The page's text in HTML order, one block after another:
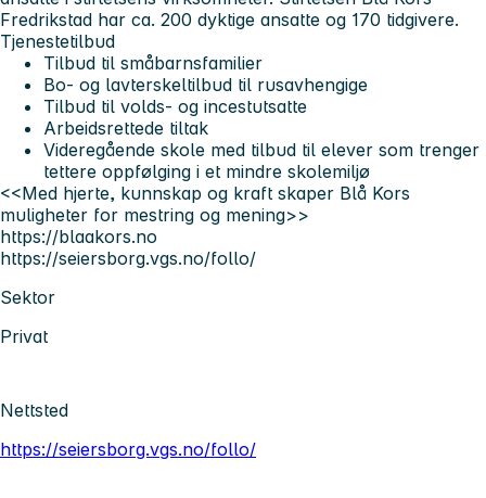
Fredrikstad har ca. 200 dyktige ansatte og 170 tidgivere.
Tjenestetilbud
Tilbud til småbarnsfamilier
Bo- og lavterskeltilbud til rusavhengige
Tilbud til volds- og incestutsatte
Arbeidsrettede tiltak
Videregående skole med tilbud til elever som trenger
tettere oppfølging i et mindre skolemiljø
<<Med hjerte, kunnskap og kraft skaper Blå Kors
muligheter for mestring og mening>>
https://blaakors.no
https://seiersborg.vgs.no/follo/
Sektor
Privat
Nettsted
https://seiersborg.vgs.no/follo/